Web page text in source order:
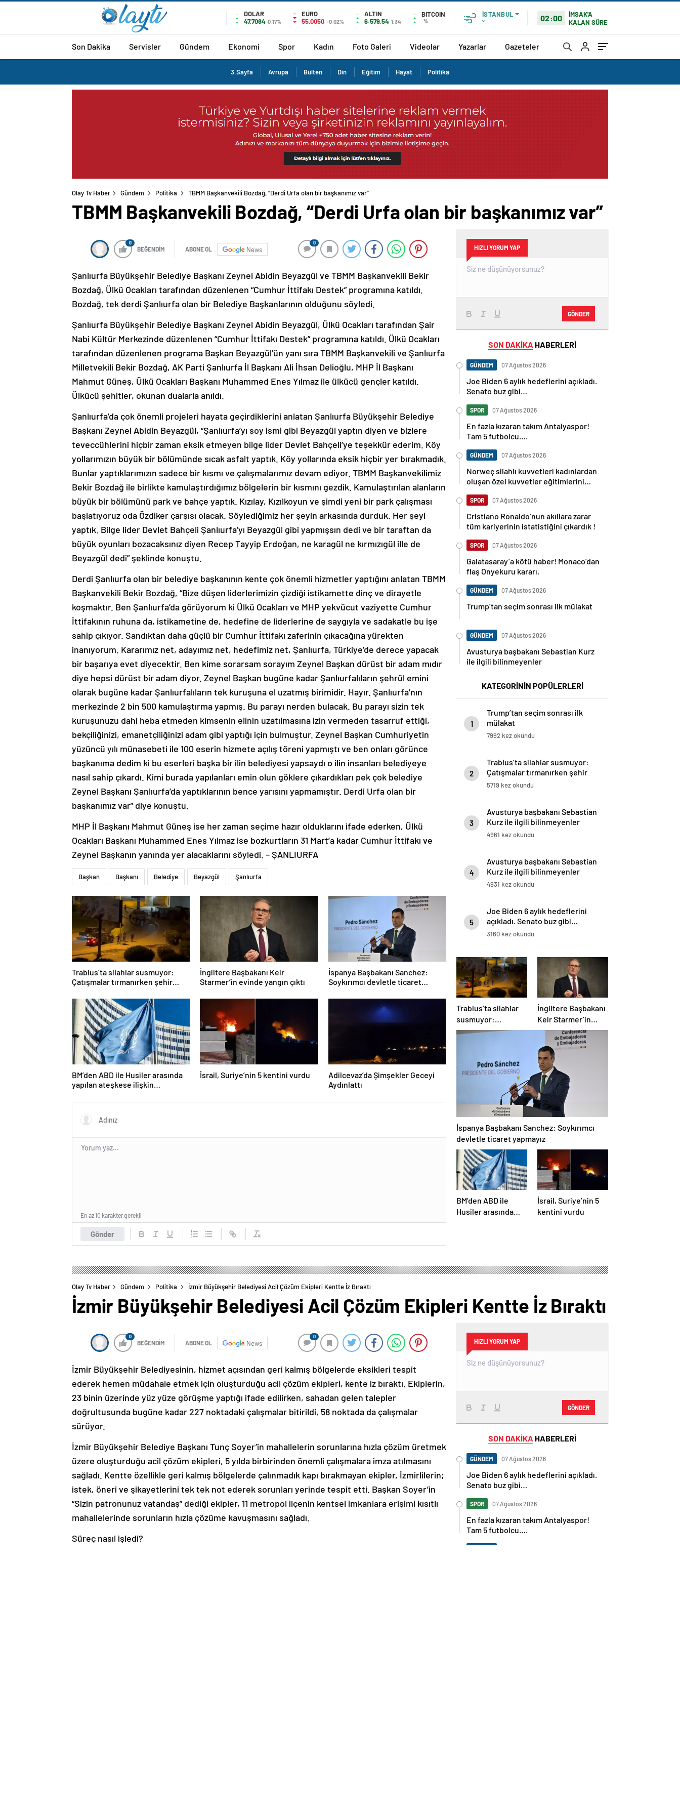
DOLAR
47,7084 0.17%
EURO
55,0050 -0.02%
ALTIN
6.579,54 1,34
BITCOIN
%
İSTANBUL
°
02:00
İMSAK'A
KALAN SÜRE
Son Dakika Servisler Gündem Ekonomi Spor Kadın Foto Galeri Videolar Yazarlar Gazeteler
3.Sayfa Avrupa Bülten Din Eğitim Hayat Politika
Olay Tv Haber Gündem Politika TBMM Başkanvekili Bozdağ, “Derdi Urfa olan bir başkanımız var”
TBMM Başkanvekili Bozdağ, “Derdi Urfa olan bir başkanımız var”
0
BEĞENDİM ABONE OL News
0
Şanlıurfa Büyükşehir Belediye Başkanı Zeynel Abidin Beyazgül ve TBMM Başkanvekili Bekir
Bozdağ, Ülkü Ocakları tarafından düzenlenen “Cumhur İttifakı Destek” programına katıldı.
Bozdağ, tek derdi Şanlıurfa olan bir Belediye Başkanlarının olduğunu söyledi.
Şanlıurfa Büyükşehir Belediye Başkanı Zeynel Abidin Beyazgül, Ülkü Ocakları tarafından Şair
Nabi Kültür Merkezinde düzenlenen “Cumhur İttifakı Destek” programına katıldı. Ülkü Ocakları
tarafından düzenlenen programa Başkan Beyazgül’ün yanı sıra TBMM Başkanvekili ve Şanlıurfa
Milletvekili Bekir Bozdağ, AK Parti Şanlıurfa İl Başkanı Ali İhsan Delioğlu, MHP İl Başkanı
Mahmut Güneş, Ülkü Ocakları Başkanı Muhammed Enes Yılmaz ile ülkücü gençler katıldı.
Ülkücü şehitler, okunan dualarla anıldı.
Şanlıurfa’da çok önemli projeleri hayata geçirdiklerini anlatan Şanlıurfa Büyükşehir Belediye
Başkanı Zeynel Abidin Beyazgül, “Şanlıurfa’yı soy ismi gibi Beyazgül yaptın diyen ve bizlere
teveccühlerini hiçbir zaman eksik etmeyen bilge lider Devlet Bahçeli’ye teşekkür ederim. Köy
yollarımızın büyük bir bölümünde sıcak asfalt yaptık. Köy yollarında eksik hiçbir yer bırakmadık.
Bunlar yaptıklarımızın sadece bir kısmı ve çalışmalarımız devam ediyor. TBMM Başkanvekilimiz
Bekir Bozdağ ile birlikte kamulaştırdığımız bölgelerin bir kısmını gezdik. Kamulaştırılan alanların
büyük bir bölümünü park ve bahçe yaptık. Kızılay, Kızılkoyun ve şimdi yeni bir park çalışması
başlatıyoruz oda Özdiker çarşısı olacak. Söylediğimiz her şeyin arkasında durduk. Her şeyi
yaptık. Bilge lider Devlet Bahçeli Şanlıurfa’yı Beyazgül gibi yapmışsın dedi ve bir taraftan da
büyük oyunları bozacaksınız diyen Recep Tayyip Erdoğan, ne karagül ne kırmızıgül ille de
Beyazgül dedi” şeklinde konuştu.
Derdi Şanlıurfa olan bir belediye başkanının kente çok önemli hizmetler yaptığını anlatan TBMM
Başkanvekili Bekir Bozdağ, “Bize düşen liderlerimizin çizdiği istikamette dinç ve dirayetle
koşmaktır. Ben Şanlıurfa’da görüyorum ki Ülkü Ocakları ve MHP yekvücut vaziyette Cumhur
İttifakının ruhuna da, istikametine de, hedefine de liderlerine de saygıyla ve sadakatle bu işe
sahip çıkıyor. Sandıktan daha güçlü bir Cumhur İttifakı zaferinin çıkacağına yürekten
inanıyorum. Kararımız net, adayımız net, hedefimiz net, Şanlıurfa, Türkiye’de derece yapacak
bir başarıya evet diyecektir. Ben kime sorarsam sorayım Zeynel Başkan dürüst bir adam mıdır
diye hepsi dürüst bir adam diyor. Zeynel Başkan bugüne kadar Şanlıurfalıların şehrül emini
olarak bugüne kadar Şanlıurfalıların tek kuruşuna el uzatmış birimidir. Hayır. Şanlıurfa’nın
merkezinde 2 bin 500 kamulaştırma yapmış. Bu parayı nerden bulacak. Bu parayı sizin tek
kuruşunuzu dahi heba etmeden kimsenin elinin uzatılmasına izin vermeden tasarruf ettiği,
bekçiliğinizi, emanetçiliğinizi adam gibi yaptığı için bulmuştur. Zeynel Başkan Cumhuriyetin
yüzüncü yılı münasebeti ile 100 eserin hizmete açılış töreni yapmıştı ve ben onları görünce
başkanıma dedim ki bu eserleri başka bir ilin belediyesi yapsaydı o ilin insanları belediyeye
nasıl sahip çıkardı. Kimi burada yapılanları emin olun göklere çıkardıkları pek çok belediye
Zeynel Başkanı Şanlıurfa’da yaptıklarının bence yarısını yapmamıştır. Derdi Urfa olan bir
başkanımız var” diye konuştu.
MHP İl Başkanı Mahmut Güneş ise her zaman seçime hazır olduklarını ifade ederken, Ülkü
Ocakları Başkanı Muhammed Enes Yılmaz ise bozkurtların 31 Mart’a kadar Cumhur İttifakı ve
Zeynel Başkanın yanında yer alacaklarını söyledi. – ŞANLIURFA
Başkan Başkanı Belediye Beyazgül Şanlıurfa
Trablus’ta silahlar susmuyor:
Çatışmalar tırmanırken şehir
İngiltere Başbakanı Keir
Starmer’in evinde yangın çıktı
İspanya Başbakanı Sanchez:
Soykırımcı devletle ticaret
BM’den ABD ile Husiler arasında
yapılan ateşkese ilişkin
İsrail, Suriye’nin 5 kentini vurdu
Adilcevaz’da Şimşekler Geceyi
Aydınlattı
Gönder
En az 10 karakter gerekli
HIZLI YORUM YAP
GÖNDER
SON DAKİKA HABERLERİ
GÜNDEM 07 Ağustos 2026
Joe Biden 6 aylık hedeflerini açıkladı.
Senato buz gibi…
SPOR 07 Ağustos 2026
En fazla kızaran takım Antalyaspor!
Tam 5 futbolcu….
GÜNDEM 07 Ağustos 2026
Norweç silahlı kuvvetleri kadınlardan
oluşan özel kuvvetler eğitimlerini
SPOR 07 Ağustos 2026
Cristiano Ronaldo’nun akıllara zarar
tüm kariyerinin istatistiğini çıkardık !
SPOR 07 Ağustos 2026
Galatasaray’a kötü haber! Monaco’dan
flaş Onyekuru kararı.
GÜNDEM 07 Ağustos 2026
Trump’tan seçim sonrası ilk mülakat
GÜNDEM 07 Ağustos 2026
Avusturya başbakanı Sebastian Kurz
ile ilgili bilinmeyenler
KATEGORİNİN POPÜLERLERİ
1
Trump’tan seçim sonrası ilk
mülakat
7992 kez okundu
2
Trablus’ta silahlar susmuyor:
Çatışmalar tırmanırken şehir
alarmda
5719 kez okundu
3
Avusturya başbakanı Sebastian
Kurz ile ilgili bilinmeyenler
4961 kez okundu
4
Avusturya başbakanı Sebastian
Kurz ile ilgili bilinmeyenler
4931 kez okundu
5
Joe Biden 6 aylık hedeflerini
açıkladı. Senato buz gibi…
3160 kez okundu
Trablus’ta silahlar
susmuyor:
Çatışmalar
İngiltere Başbakanı
Keir Starmer’in
evinde yangın çıktı
İspanya Başbakanı Sanchez: Soykırımcı
devletle ticaret yapmayız
BM’den ABD ile
Husiler arasında
İsrail, Suriye’nin 5
kentini vurdu
Olay Tv Haber Gündem Politika İzmir Büyükşehir Belediyesi Acil Çözüm Ekipleri Kentte İz Bıraktı
İzmir Büyükşehir Belediyesi Acil Çözüm Ekipleri Kentte İz Bıraktı
0
BEĞENDİM ABONE OL News
0
İzmir Büyükşehir Belediyesinin, hizmet açısından geri kalmış bölgelerde eksikleri tespit
ederek hemen müdahale etmek için oluşturduğu acil çözüm ekipleri, kente iz bıraktı. Ekiplerin,
23 binin üzerinde yüz yüze görüşme yaptığı ifade edilirken, sahadan gelen talepler
doğrultusunda bugüne kadar 227 noktadaki çalışmalar bitirildi, 58 noktada da çalışmalar
sürüyor.
İzmir Büyükşehir Belediye Başkanı Tunç Soyer’in mahallelerin sorunlarına hızla çözüm üretmek
üzere oluşturduğu acil çözüm ekipleri, 5 yılda birbirinden önemli çalışmalara imza atılmasını
sağladı. Kentte özellikle geri kalmış bölgelerde çalınmadık kapı bırakmayan ekipler, İzmirlilerin;
istek, öneri ve şikayetlerini tek tek not ederek sorunları yerinde tespit etti. Başkan Soyer’in
“Sizin patronunuz vatandaş” dediği ekipler, 11 metropol ilçenin kentsel imkanlara erişimi kısıtlı
mahallelerinde sorunların hızla çözüme kavuşmasını sağladı.
Süreç nasıl işledi?
HIZLI YORUM YAP
GÖNDER
SON DAKİKA HABERLERİ
GÜNDEM 07 Ağustos 2026
Joe Biden 6 aylık hedeflerini açıkladı.
Senato buz gibi…
SPOR 07 Ağustos 2026
En fazla kızaran takım Antalyaspor!
Tam 5 futbolcu….